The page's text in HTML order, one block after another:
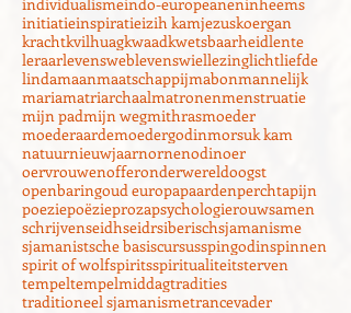
grafheuvelharmonieheidendomheks
hekserijhellahelpersherfsthulpijslandik
individualismeindo-europeaneninheems
initiatieinspiratieizih kamjezuskoergan
krachtkvilhuagkwaadkwetsbaarheidlente
leraarlevensweblevenswiellezinglichtliefde
lindamaanmaatschappijmabonmannelijk
mariamatriarchaalmatronenmenstruatie
mijn padmijn wegmithrasmoeder
moederaardemoedergodinmorsuk kam
natuurnieuwjaarnornenodinoer
oervrouwenofferonderwereldoogst
openbaringoud europapaardenperchtapijn
poeziepoëzieprozapsychologierouwsamen
schrijvenseidhseidrsiberischsjamanisme
sjamanistsche basiscursusspingodin
spirit of wolfspiritsspiritualiteitsterven